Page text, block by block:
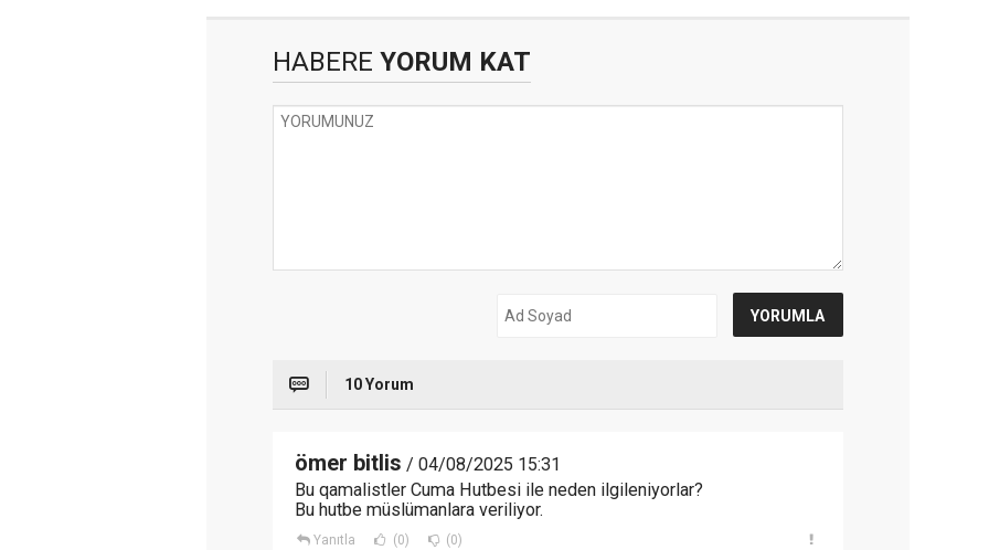
HABERE YORUM KAT
10 Yorum
ömer bitlis / 04/08/2025 15:31
Bu qamalistler Cuma Hutbesi ile neden ilgileniyorlar?
Bu hutbe müslümanlara veriliyor.
Yanıtla (0) (0)